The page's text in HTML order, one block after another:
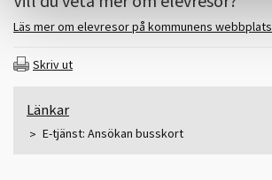
Läs mer om elevresor på kommunens webbplats
Skriv ut
Länkar
E-tjänst: Ansökan busskort